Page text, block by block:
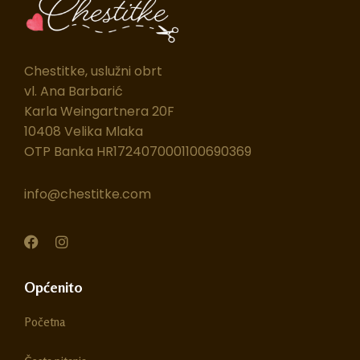
Chestitke, uslužni obrt
vl. Ana Barbarić
Karla Weingartnera 20F
10408 Velika Mlaka
OTP Banka HR1724070001100690369
info@chestitke.com
F
e
b
o
I
t
r
Općenito
Početna